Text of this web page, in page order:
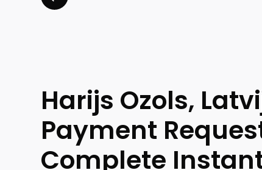
Harijs Ozols,
Payment
Complete